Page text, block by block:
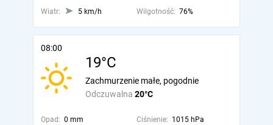
Wiatr: 5 km/h Wilgotność: 76%
08:00
19°C
Odczuwalna 20°C
Zachmurzenie małe, pogodnie
Opad: 0 mm Ciśnienie: 1015 hPa